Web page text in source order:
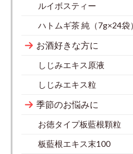
ルイボスティー
ハトムギ茶 純（7g×24袋）
お酒好きな方に
しじみエキス原液
しじみエキス粒
季節のお悩みに
お徳タイプ板藍根顆粒
板藍根エキス末100